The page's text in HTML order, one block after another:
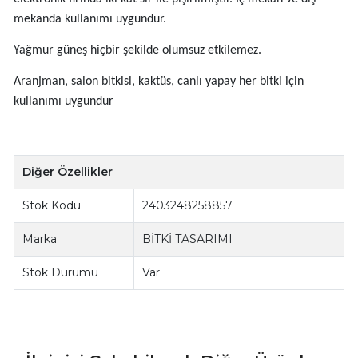
mekanda kullanımı uygundur.
Yağmur güneş hiçbir şekilde olumsuz etkilemez.
Aranjman, salon bitkisi, kaktüs, canlı yapay her bitki için
kullanımı uygundur
Diğer Özellikler
Stok Kodu 2403248258857
Marka BİTKİ TASARIMI
Stok Durumu Var